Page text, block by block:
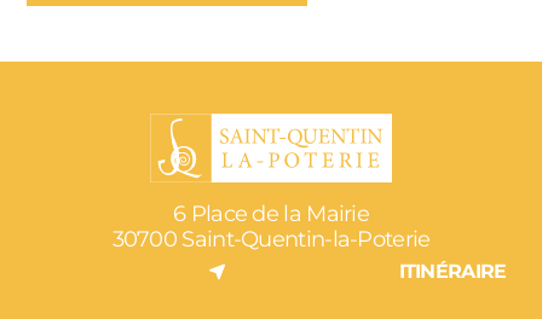
6 Place de la Mairie
30700 Saint-Quentin-la-Poterie
ITINÉRAIRE